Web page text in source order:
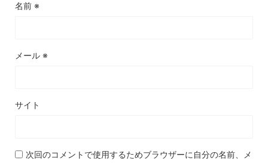
名前 ※
メール ※
サイト
次回のコメントで使用するためブラウザーに自分の名前、メ